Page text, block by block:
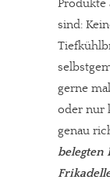
Produkte
sind:
gerne
oder nur
genau
belegten